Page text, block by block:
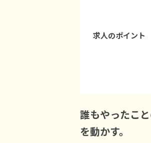
求人のポイント
誰もやったこ
を動かす。